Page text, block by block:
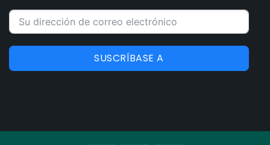
SUSCRÍBASE A